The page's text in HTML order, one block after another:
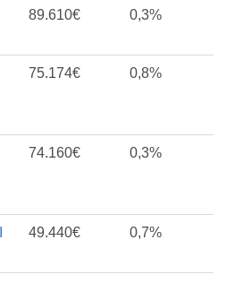
89.610€ 0,3%
75.174€ 0,8%
74.160€ 0,3%
49.440€ 0,7%